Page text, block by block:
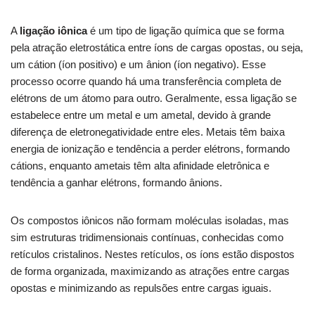
A ligação iônicaé um tipo de ligação química que se forma
pela atração eletrostática entre íons de cargas opostas, ou seja,
um cátion (íon positivo) e um ânion (íon negativo). Esse
processo ocorre quando há uma transferência completa de
elétrons de um átomo para outro. Geralmente, essa ligação se
estabelece entre um metal e um ametal, devido à grande
diferença de eletronegatividade entre eles. Metais têm baixa
energia de ionização e tendência a perder elétrons, formando
cátions, enquanto ametais têm alta afinidade eletrônica e
tendência a ganhar elétrons, formando ânions.
Os compostos iônicos não formam moléculas isoladas, mas
sim estruturas tridimensionais contínuas, conhecidas como
retículos cristalinos. Nestes retículos, os íons estão dispostos
de forma organizada, maximizando as atrações entre cargas
opostas e minimizando as repulsões entre cargas iguais.